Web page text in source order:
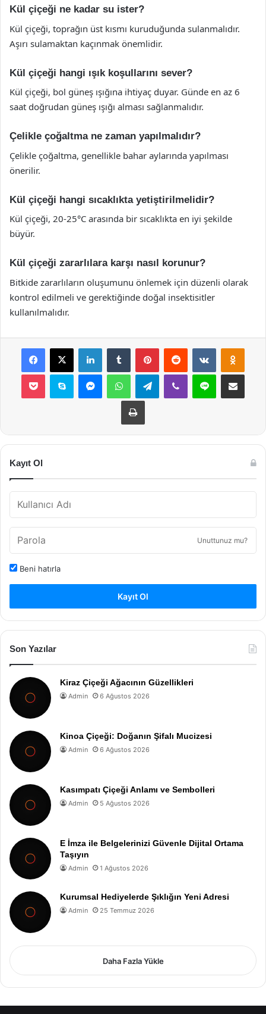
Kül çiçeği ne kadar su ister?
Kül çiçeği, toprağın üst kısmı kuruduğunda sulanmalıdır.
Aşırı sulamaktan kaçınmak önemlidir.
Kül çiçeği hangi ışık koşullarını sever?
Kül çiçeği, bol güneş ışığına ihtiyaç duyar. Günde en az 6
saat doğrudan güneş ışığı alması sağlanmalıdır.
Çelikle çoğaltma ne zaman yapılmalıdır?
Çelikle çoğaltma, genellikle bahar aylarında yapılması
önerilir.
Kül çiçeği hangi sıcaklıkta yetiştirilmelidir?
Kül çiçeği, 20-25°C arasında bir sıcaklıkta en iyi şekilde
büyür.
Kül çiçeği zararlılara karşı nasıl korunur?
Bitkide zararlıların oluşumunu önlemek için düzenli olarak
kontrol edilmeli ve gerektiğinde doğal insektisitler
kullanılmalıdır.
Facebook
X LinkedInTumblr PinterestReddit VKontakte
Pocket Skype MessengerWhatsAppTelegramViber Line E-Posta ile
Yazdır
Kayıt Ol
Unuttunuz mu?
Beni hatırla
Kayıt Ol
Son Yazılar
Kiraz Çiçeği Ağacının Güzellikleri
Admin 6 Ağustos 2026
Kinoa Çiçeği: Doğanın Şifalı Mucizesi
Admin 6 Ağustos 2026
Kasımpatı Çiçeği Anlamı ve Sembolleri
Admin 5 Ağustos 2026
E İmza ile Belgelerinizi Güvenle Dijital Ortama
Taşıyın
Admin 1 Ağustos 2026
Kurumsal Hediyelerde Şıklığın Yeni Adresi
Admin 25 Temmuz 2026
Daha Fazla Yükle